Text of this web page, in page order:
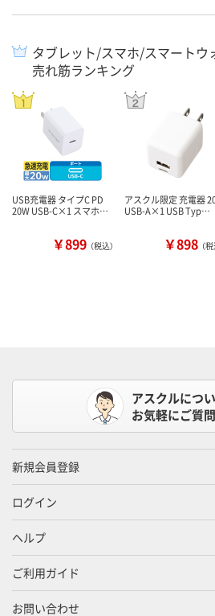
タブレット/スマホ/スマートウ
売れ筋ランキング
USB充電器 タイプC PD
20W USB-C×1 スマホ…
￥899 （税込）
アスクル限定 充電器
USB-A×1 USB Typ…
￥898 （
アスクルにつ
お気軽にご質
新規会員登録
ログイン
ヘルプ
ご利用ガイド
お問い合わせ